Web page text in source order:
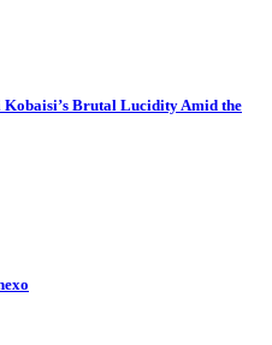
Kobaisi’s Brutal Lucidity Amid the